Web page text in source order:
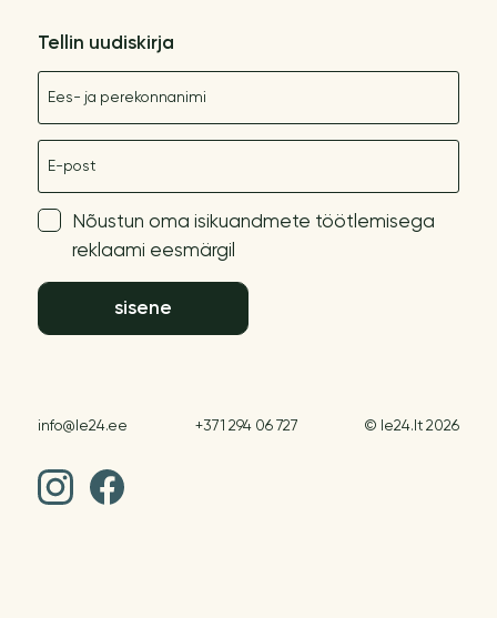
Tellin uudiskirja
Nõustun oma isikuandmete töötlemisega
reklaami eesmärgil
sisene
info@le24.ee +371 294 06 727 © le24.lt 2026